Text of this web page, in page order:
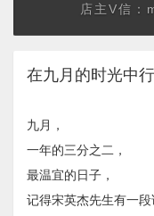
店主V信
在九月的时光中
九月，
一年的三分之二，
最温宜的日子，
记得宋英杰先生有一段